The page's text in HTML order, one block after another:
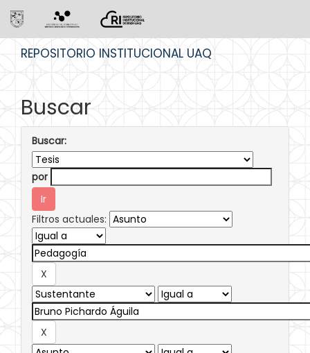
REPOSITORIO INSTITUCIONAL UAQ
Buscar
Buscar:
por
Filtros actuales: